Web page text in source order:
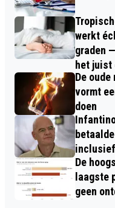
werkt
graden
het juist
De
vormt
doen
De
laagste
geen